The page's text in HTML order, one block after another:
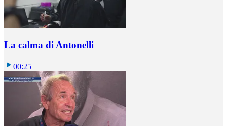
La calma di Antonelli
00:25